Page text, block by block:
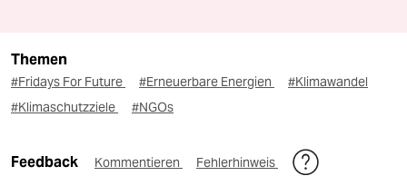
Themen
#Fridays For Future #Erneuerbare Energien
#Klimawandel
#Klimaschutzziele
#NGOs
Feedback Kommentieren Fehlerhinweis